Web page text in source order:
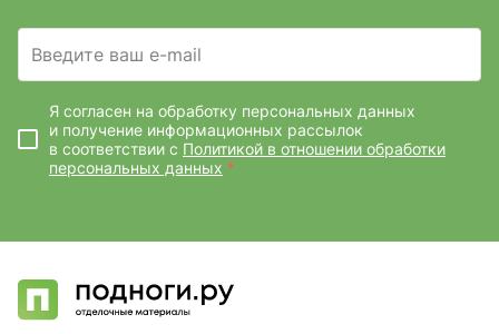
Введите ваш e-mail
Я согласен на обработку персональных данных
и получение информационных рассылок
в соответствии с Политикой в отношении обработки
персональных данных *